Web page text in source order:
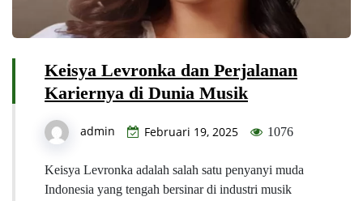
Keisya Levronka dan Perjalanan
Kariernya di Dunia Musik
admin Februari 19, 2025 1076
Keisya Levronka adalah salah satu penyanyi muda
Indonesia yang tengah bersinar di industri musik